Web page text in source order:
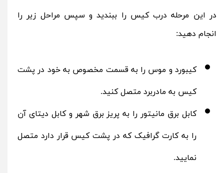
در این مرحله درب کیس را ببندید و سپس مراحل زیر را
انجام دهید:
کیبورد و موس را به قسمت مخصوص به خود در پشت
کیس به مادربرد متصل کنید.
کابل برق مانیتور را به پریز برق شهر و کابل دیتای آن
را به کارت گرافیک که در پشت کیس قرار دارد متصل
نمایید.